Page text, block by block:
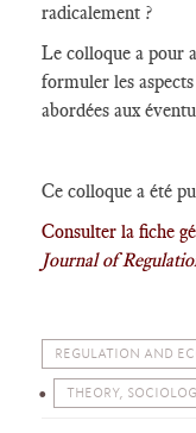
radicalement ?
Le colloque a pour
formuler les
abordées aux
Ce colloque a été
Consulter la fiche
Journal of
REGULATION AND
THEORY,